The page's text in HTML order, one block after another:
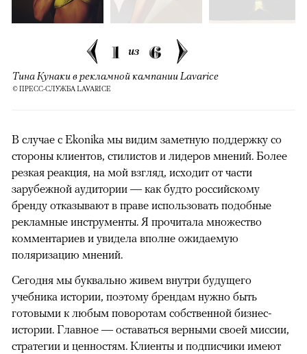
1 из 6
Тина Кунаки в рекламной кампании Lavarice
© ПРЕСС-СЛУЖБА LAVARICE
В случае с Ekonika мы видим заметную поддержку со
стороны клиентов, стилистов и лидеров мнений. Более
резкая реакция, на мой взгляд, исходит от части
зарубежной аудитории — как будто российскому
бренду отказывают в праве использовать подобные
рекламные инструменты. Я прочитала множество
комментариев и увидела вполне ожидаемую
поляризацию мнений.
Сегодня мы буквально живем внутри будущего
учебника истории, поэтому брендам нужно быть
готовыми к любым поворотам собственной бизнес-
истории. Главное — оставаться верными своей миссии,
стратегии и ценностям. Клиенты и подписчики имеют